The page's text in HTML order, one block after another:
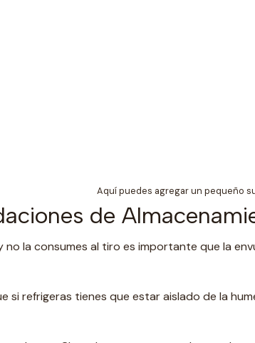
Aquí puedes agregar un pequeño
de
no la consumes al tiro es importante que la
si refrigeras tienes que estar aislado de la